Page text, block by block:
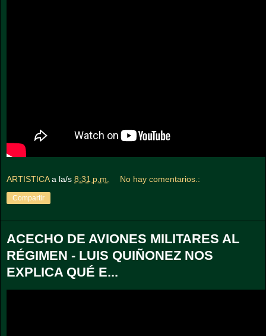
ARTISTICA a la/s 8:31 p.m. No hay comentarios.:
Compartir
ACECHO DE AVIONES MILITARES AL
RÉGIMEN - LUIS QUIÑONEZ NOS
EXPLICA QUÉ E...